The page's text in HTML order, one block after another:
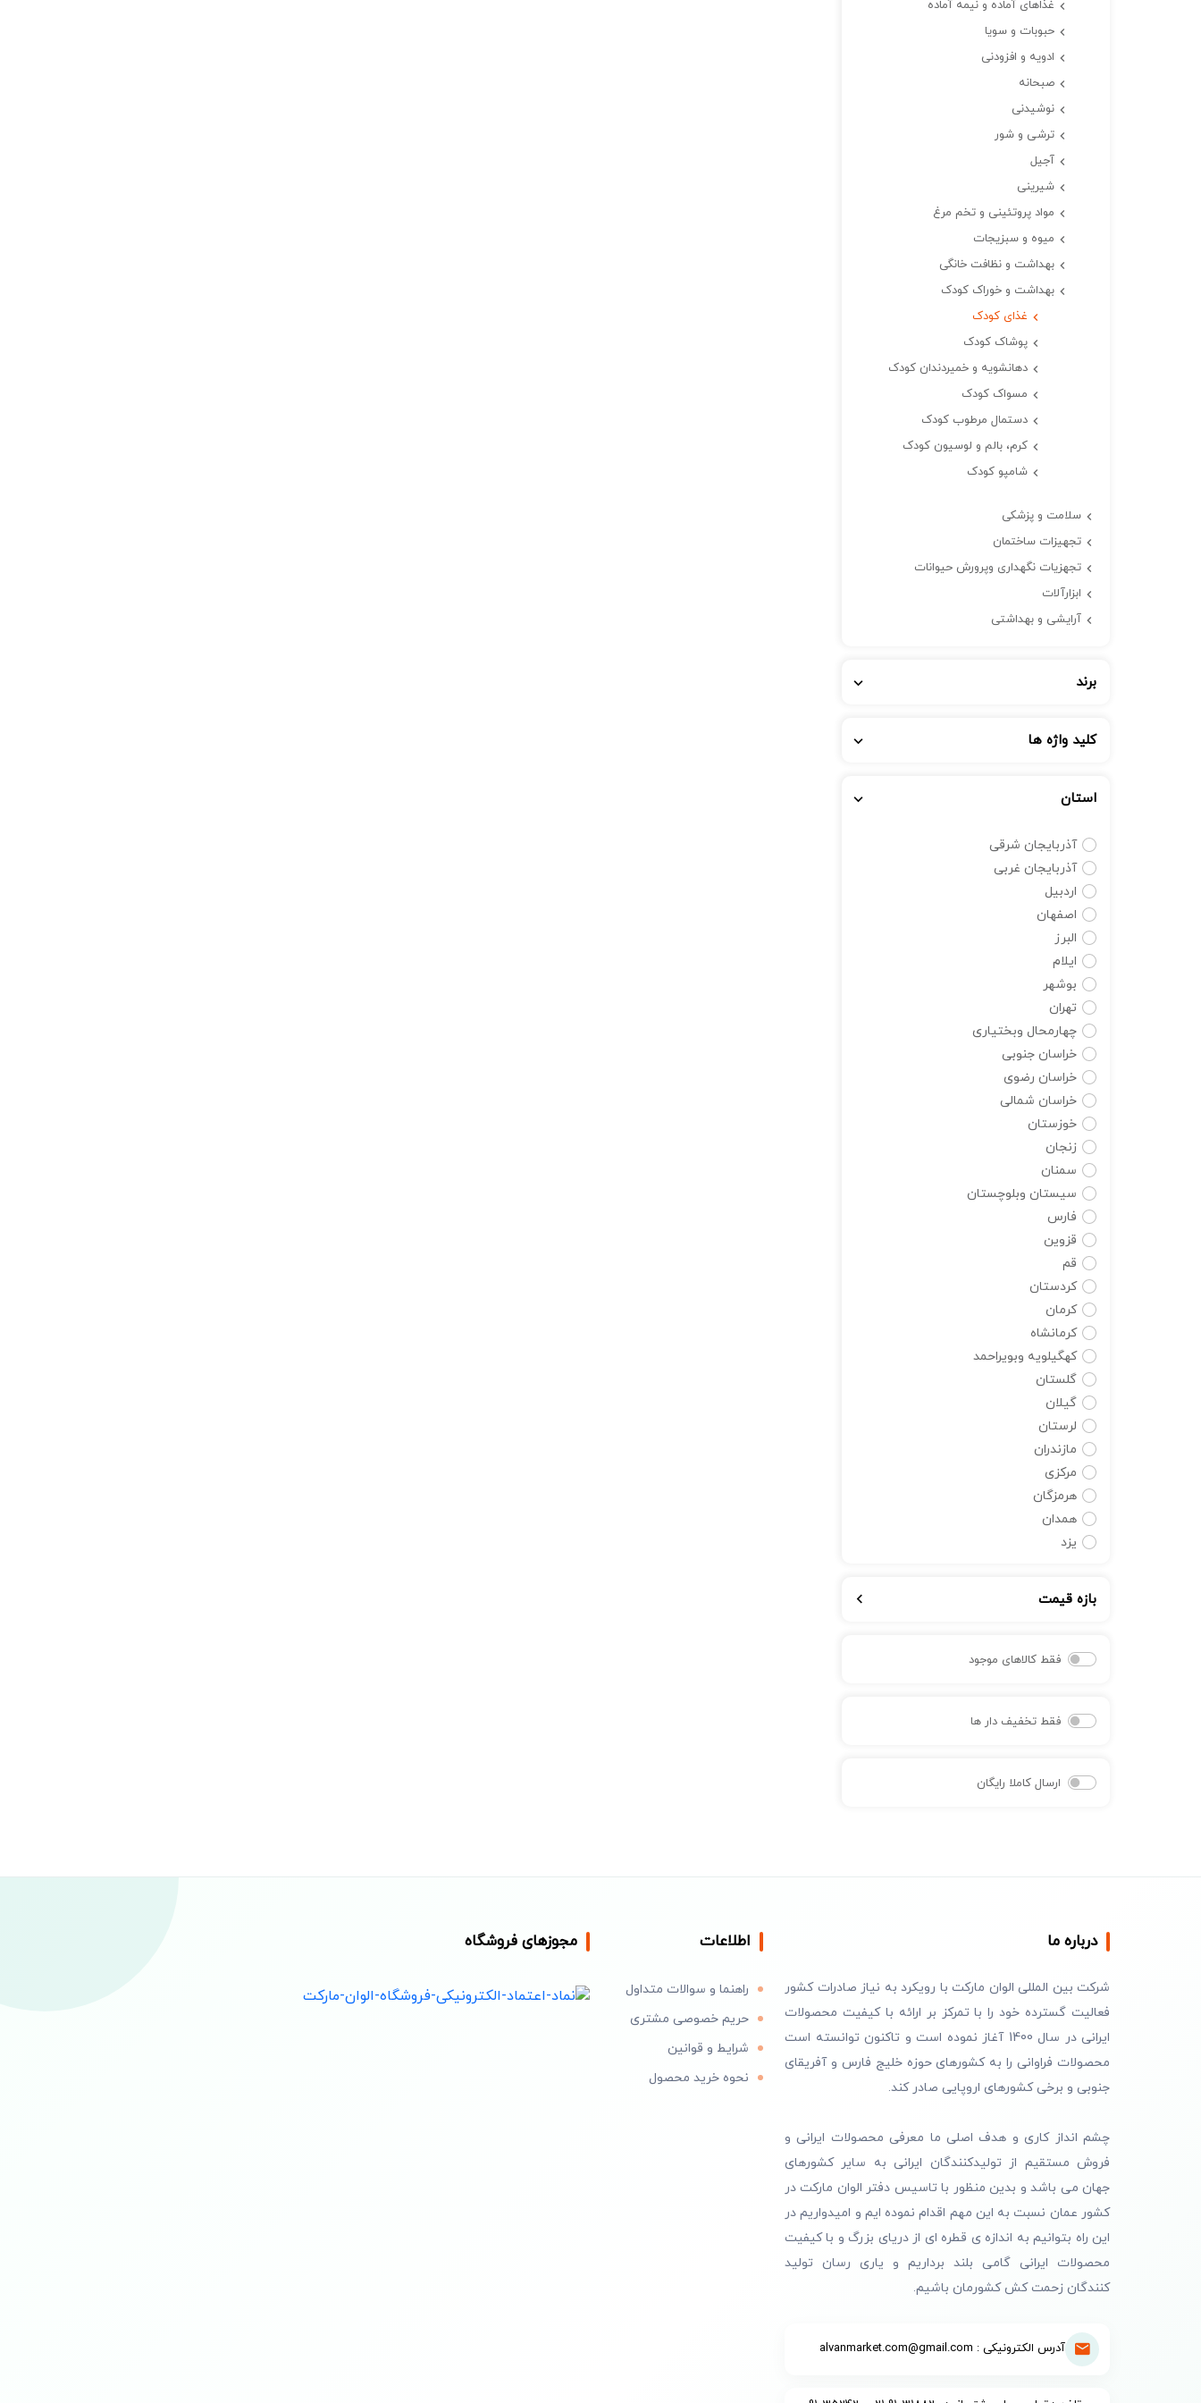
غذاهای آماده و نیمه آماده
حبوبات و سویا
ادویه و افزودنی
صبحانه
نوشیدنی
ترشی و شور
آجیل
شیرینی
مواد پروتئینی و تخم مرغ
میوه و سبزیجات
بهداشت و نظافت خانگی
بهداشت و خوراک کودک
غذای کودک
پوشاک کودک
دهانشویه و خمیردندان کودک
مسواک کودک
دستمال مرطوب کودک
کرم، بالم و لوسیون کودک
شامپو کودک
سلامت و پزشکی
تجهیزات ساختمان
تجهزیات نگهداری وپرورش حیوانات
ابزارآلات
آرایشی و بهداشتی
برند
کلید واژه ها
استان
آذربایجان شرقی
آذربایجان غربی
اردبیل
اصفهان
البرز
ایلام
بوشهر
تهران
چهارمحال وبختیاری
خراسان جنوبی
خراسان رضوی
خراسان شمالی
خوزستان
زنجان
سمنان
سیستان وبلوچستان
فارس
قزوین
قم
کردستان
کرمان
کرمانشاه
کهگیلویه وبویراحمد
گلستان
گیلان
لرستان
مازندران
مرکزی
هرمزگان
همدان
یزد
بازه قیمت
فقط کالاهای موجود
فقط تخفیف دار ها
ارسال کاملا رایگان
درباره ما
شرکت بین المللی الوان مارکت با رویکرد به نیاز صادرات کشور
فعالیت گسترده خود را با تمرکز بر ارائه با کیفیت محصولات
ایرانی در سال 1400 آغاز نموده است و تاکنون توانسته است
محصولات فراوانی را به کشورهای حوزه خلیج فارس و آفریقای
جنوبی و برخی کشورهای اروپایی صادر کند.
چشم انداز کاری و هدف اصلی ما معرفی محصولات ایرانی و
فروش مستقیم از تولیدکنندگان ایرانی به سایر کشورهای
جهان می باشد و بدین منظور با تاسیس دفتر الوان مارکت در
کشور عمان نسبت به این مهم اقدام نموده ایم و امیدواریم در
این راه بتوانیم به اندازه ی قطره ای از دریای بزرگ و با کیفیت
محصولات ایرانی گامی بلند برداریم و یاری رسان تولید
کنندگان زحمت کش کشورمان باشیم.
آدرس الکترونیکی : alvanmarket.com@gmail.com
اطلاعات
راهنما و سوالات متداول
حریم خصوصی مشتری
شرایط و قوانین
نحوه خرید محصول
مجوزهای فروشگاه